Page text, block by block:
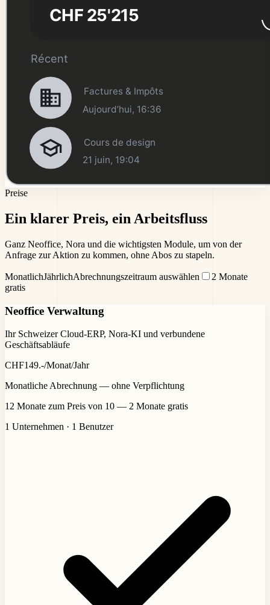
Preise
Ein klarer Preis, ein Arbeitsfluss
Ganz Neoffice, Nora und die wichtigsten Module, um von der
Anfrage zur Aktion zu kommen, ohne Abos zu stapeln.
MonatlichJährlichAbrechnungszeitraum auswählen
2 Monate
gratis
Neoffice Verwaltung
Ihr Schweizer Cloud-ERP, Nora-KI und verbundene
Geschäftsabläufe
CHF149.-/Monat/Jahr
Monatliche Abrechnung — ohne Verpflichtung
12 Monate zum Preis von 10 — 2 Monate gratis
1 Unternehmen · 1 Benutzer